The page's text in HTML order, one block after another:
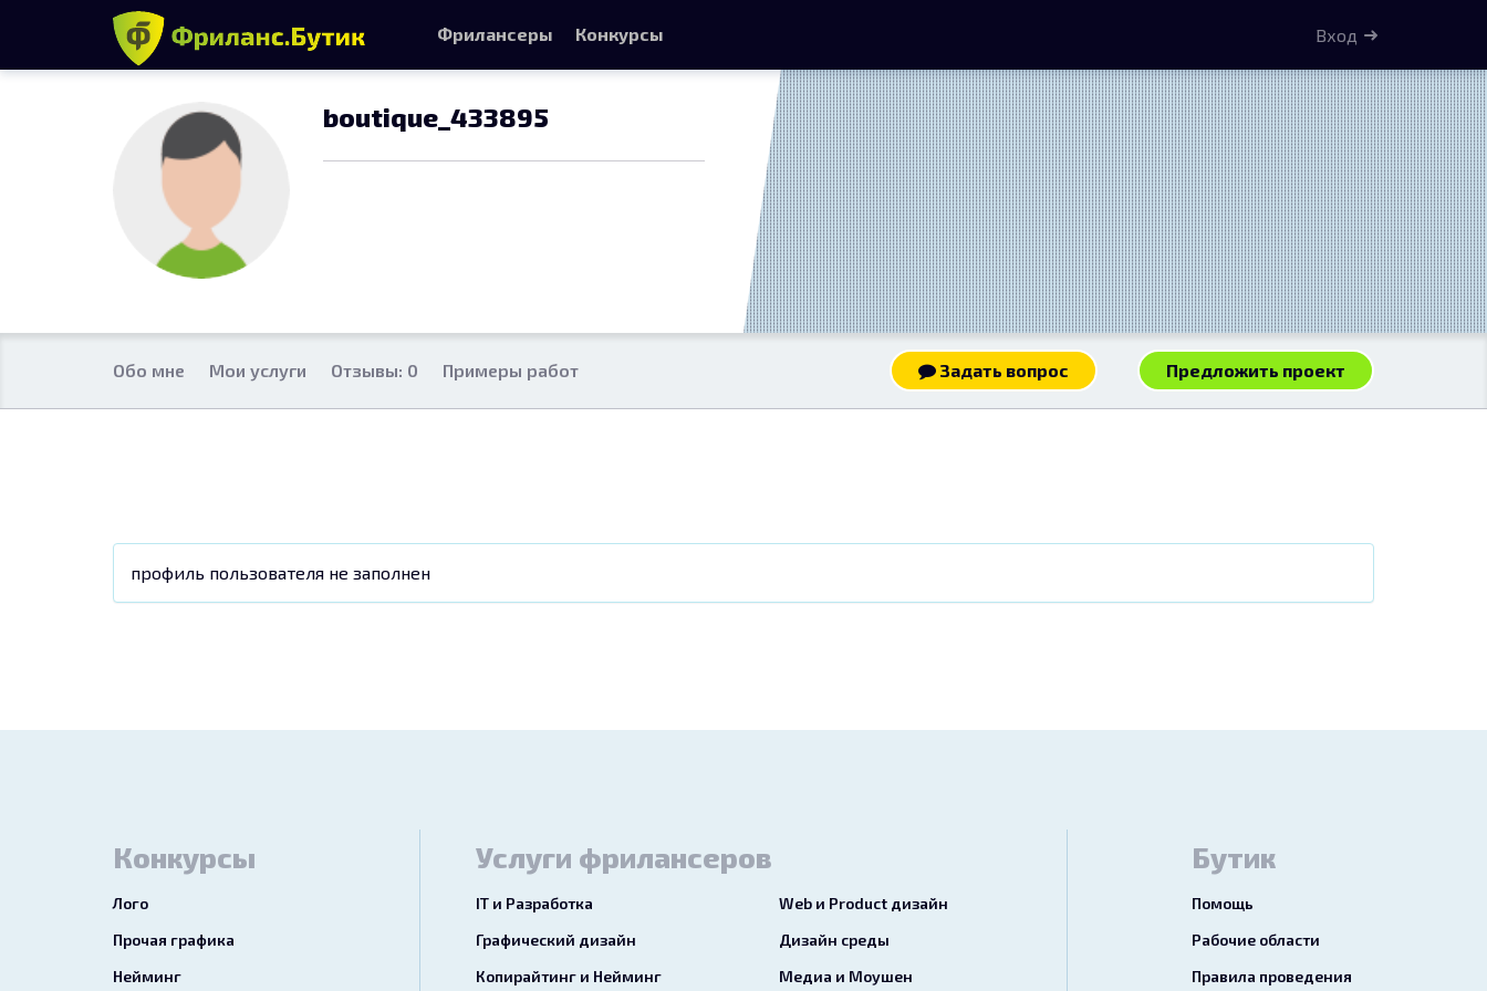
boutique_433895
Обо мне Мои услуги Отзывы: 0 Примеры работ Задать вопрос Предложить проект
профиль пользователя не заполнен
Фрилансеры Конкурсы Вход
Конкурсы
Лого
Прочая графика
Нейминг
Услуги фрилансеров
IT и Разработка
Web и Product дизайн
Графический дизайн
Дизайн среды
Копирайтинг и Нейминг
Медиа и Моушен
Бутик
Помощь
Рабочие области
Правила проведения